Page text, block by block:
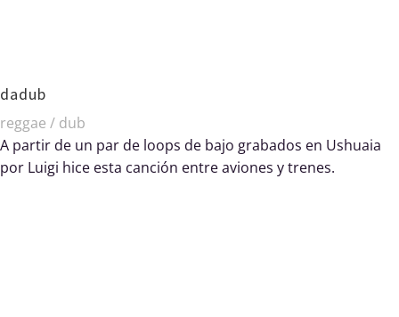
dadub
reggae / dub
A partir de un par de loops de bajo grabados en Ushuaia
por Luigi hice esta canción entre aviones y trenes.